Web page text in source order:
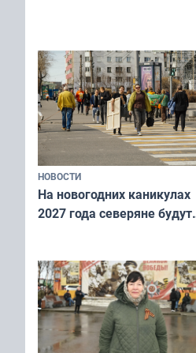
НОВОСТИ
На новогодних каникулах
2027 года северяне будут